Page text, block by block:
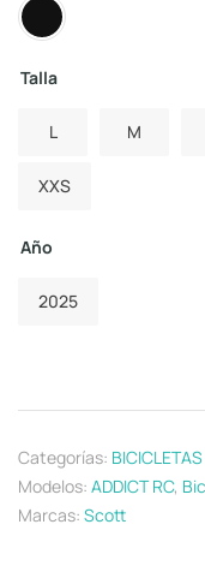
Talla
L M
XXS
Año
2025
Categorías:
Modelos: ADDICT RC,
Marcas: Scott